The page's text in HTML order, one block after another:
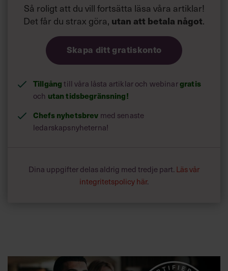
Så roligt att du vill fortsätta läsa våra artiklar!
Det får du strax göra, utan att betala något.
Skapa ditt gratiskonto
Tillgångtill våra låsta artiklar och webinargratis
och utan tidsbegränsning!
Chefs nyhetsbrev med senaste
ledarskapsnyheterna!
Dina uppgifter delas aldrig med tredje part. Läs vår
integritetspolicy här.